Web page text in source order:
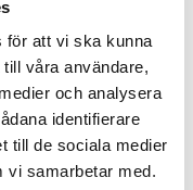
för att vi ska kunna
våra användare,
och analysera
identifierare
till de sociala medier
vi samarbetar med.